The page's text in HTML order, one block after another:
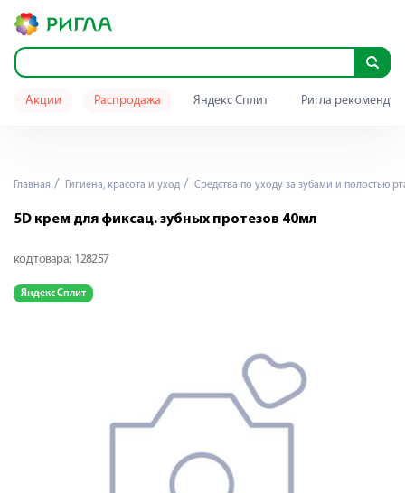
Акции Распродажа Яндекс Сплит Ригла
Главная Гигиена, красота и уход Средства по уходу за зубами и полостью
5D крем для фиксац. зубных протезов 40мл
код товара: 128257
Яндекс Сплит